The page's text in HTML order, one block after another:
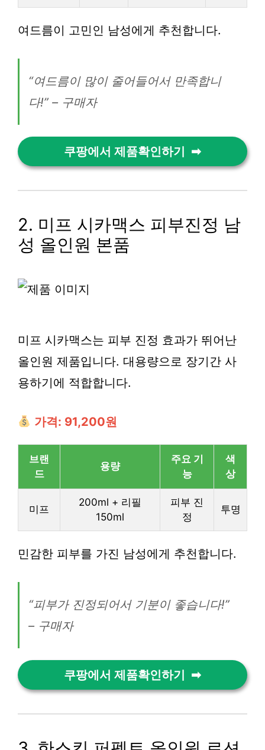
여드름이 고민인 남성에게 추천합니다.
“여드름이 많이 줄어들어서 만족합니
다!” – 구매자
쿠팡에서 제품확인하기
2. 미프 시카맥스 피부진정 남
성 올인원 본품
미프 시카맥스는 피부 진정 효과가 뛰어난
올인원 제품입니다. 대용량으로 장기간 사
용하기에 적합합니다.
가격: 91,200원
브랜
드
용량
주요 기
능
색
상
미프
200ml + 리필
150ml
피부 진
정
투명
민감한 피부를 가진 남성에게 추천합니다.
“피부가 진정되어서 기분이 좋습니다!”
– 구매자
쿠팡에서 제품확인하기